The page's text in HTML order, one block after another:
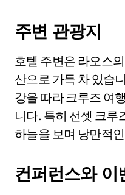
주변 관광지
호텔 주변은 라오스
산으로 가득 차 있습
강을 따라 크루즈 여
니다. 특히 선셋 크루
하늘을 보며 낭만적
컨퍼런스와 이